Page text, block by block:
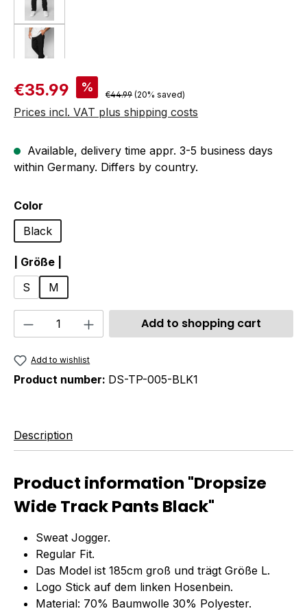
Sale price:
€35.99 % Regular price:
€44.99 (20% saved)
Prices incl. VAT plus shipping costs
Available, delivery time appr. 3-5 business days
within Germany. Differs by country.
Select
Color
Black
Select
| Größe |
S
M
Product Quantity: Enter the desired
Add to shopping cart
Add to wishlist
Product number: DS-TP-005-BLK1
Description
Product information "Dropsize
Wide Track Pants Black"
Sweat Jogger.
Regular Fit.
Das Model ist 185cm groß und trägt Größe L.
Logo Stick auf dem linken Hosenbein.
Material: 70% Baumwolle 30% Polyester.